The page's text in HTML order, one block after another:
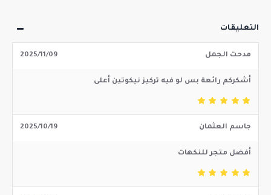
التعليقات
مدحت الجمل 2025/11/09
أشكركم رائعة بس لو فيه تركيز نيكوتين أعلى
جاسم العثمان 2025/10/19
أفضل متجر للنكهات